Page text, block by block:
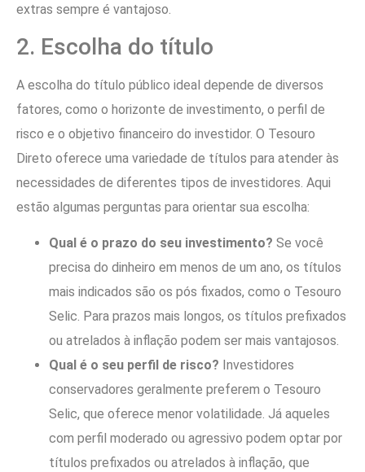
extras sempre é vantajoso.
2. Escolha do título
A escolha do título público ideal depende de diversos
fatores, como o horizonte de investimento, o perfil de
risco e o objetivo financeiro do investidor. O Tesouro
Direto oferece uma variedade de títulos para atender às
necessidades de diferentes tipos de investidores. Aqui
estão algumas perguntas para orientar sua escolha:
Qual é o prazo do seu investimento? Se você
precisa do dinheiro em menos de um ano, os títulos
mais indicados são os pós fixados, como o Tesouro
Selic. Para prazos mais longos, os títulos prefixados
ou atrelados à inflação podem ser mais vantajosos.
Qual é o seu perfil de risco? Investidores
conservadores geralmente preferem o Tesouro
Selic, que oferece menor volatilidade. Já aqueles
com perfil moderado ou agressivo podem optar por
títulos prefixados ou atrelados à inflação, que